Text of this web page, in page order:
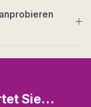
Sie…